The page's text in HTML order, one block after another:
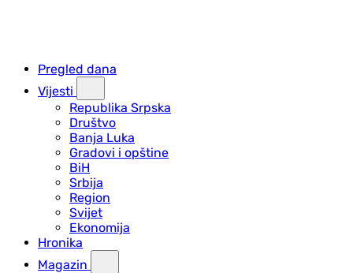
Pregled dana
Vijesti
Republika Srpska
Društvo
Banja Luka
Gradovi i opštine
BiH
Srbija
Region
Svijet
Ekonomija
Hronika
Magazin